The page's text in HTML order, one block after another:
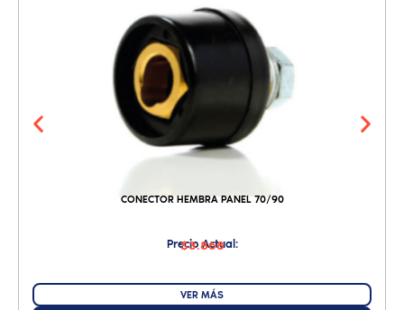
CONECTOR HEMBRA PANEL 70/90
Precio Actual:
$3.868
VER MÁS